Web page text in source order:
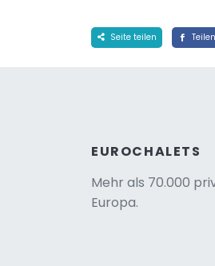
Seite teilen
EUROCHALETS
Mehr als 70.000
Europa.